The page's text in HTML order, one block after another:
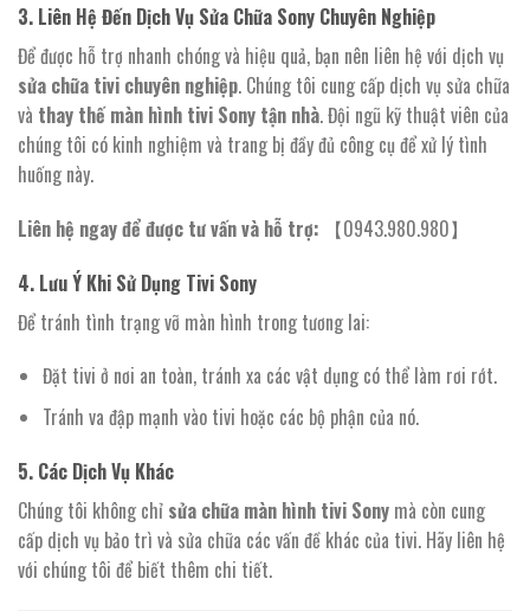
3. Liên Hệ Đến Dịch Vụ Sửa Chữa Sony Chuyên Nghiệp
Để được hỗ trợ nhanh chóng và hiệu quả, bạn nên liên hệ với dịch vụ
sửa chữa tivi chuyên nghiệp. Chúng tôi cung cấp dịch vụ sửa chữa
và thay thế màn hình tivi Sony tận nhà. Đội ngũ kỹ thuật viên của
chúng tôi có kinh nghiệm và trang bị đầy đủ công cụ để xử lý tình
huống này.
Liên hệ ngay để được tư vấn và hỗ trợ: 【0943.980.980】
4. Lưu Ý Khi Sử Dụng Tivi Sony
Để tránh tình trạng vỡ màn hình trong tương lai:
Đặt tivi ở nơi an toàn, tránh xa các vật dụng có thể làm rơi rớt.
Tránh va đập mạnh vào tivi hoặc các bộ phận của nó.
5. Các Dịch Vụ Khác
Chúng tôi không chỉ sửa chữa màn hình tivi Sony mà còn cung
cấp dịch vụ bảo trì và sửa chữa các vấn đề khác của tivi. Hãy liên hệ
với chúng tôi để biết thêm chi tiết.